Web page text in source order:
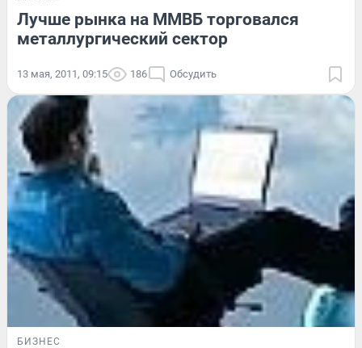
Лучше рынка на ММВБ торговался
металлургический сектор
13 мая, 2011, 09:15 186 Обсудить
БИЗНЕС